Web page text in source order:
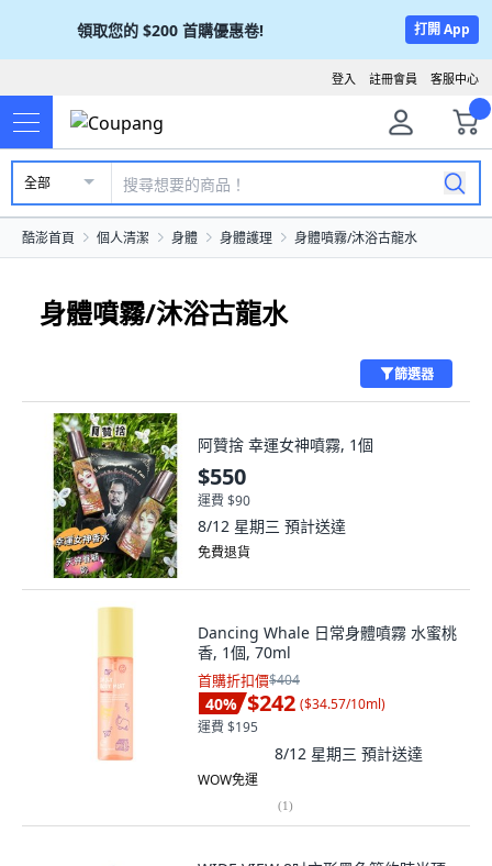
領取您的 $200 首購優惠卷! 打開 App
客服中心
註冊會員
登入
全部
酷澎首頁 個人清潔 身體 身體護理 身體噴霧/沐浴古龍水
身體噴霧/沐浴古龍水
篩選器
阿贊捨 幸運女神噴霧, 1個
$550
運費 $90
8/12 星期三 預計送達
免費退貨
Dancing Whale 日常身體噴霧 水蜜桃
香, 1個, 70ml
首購折扣價$404
40% $242 ($34.57/10ml)
運費 $195
8/12 星期三 預計送達
WOW免運
(1)